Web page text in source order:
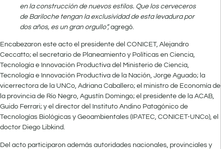
en la construcción de nuevos estilos. Que los cerveceros
de Bariloche tengan la exclusividad de esta levadura por
dos años, es un gran orgullo”,agregó.
Encabezaron este acto el presidente del CONICET, Alejandro
Ceccatto; el secretario de Planeamiento y Políticas en Ciencia,
Tecnología e Innovación Productiva del Ministerio de Ciencia,
Tecnología e Innovación Productiva de la Nación, Jorge Aguado; la
vicerrectora de la UNCo, Adriana Caballero; el ministro de Economía de
la provincia de Río Negro, Agustín Domingo; el presidente de la ACAB,
Guido Ferrari; y el director del Instituto Andino Patagónico de
Tecnologías Biológicas y Geoambientales (IPATEC, CONICET-UNCo), el
doctor Diego Libkind.
Del acto participaron además autoridades nacionales, provinciales y